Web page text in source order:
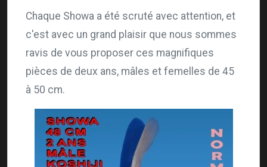
Chaque Showa a été scruté avec attention, et
c'est avec un grand plaisir que nous sommes
ravis de vous proposer ces magnifiques
pièces de deux ans, mâles et femelles de 45
à 50 cm.